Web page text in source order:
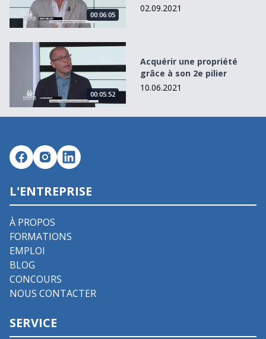
00:06:05
02.09.2021
Acquérir une propriété grâce à son 2e pilier
00:05:52
Acquérir une propriété
grâce à son 2e pilier
10.06.2021
L'ENTREPRISE
À PROPOS
FORMATIONS
EMPLOI
BLOG
CONCOURS
NOUS CONTACTER
SERVICE